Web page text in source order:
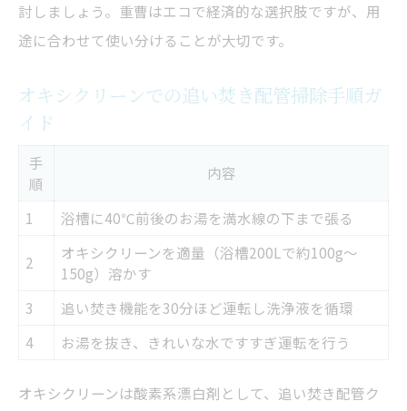
討しましょう。重曹はエコで経済的な選択肢ですが、用
途に合わせて使い分けることが大切です。
オキシクリーンでの追い焚き配管掃除手順ガ
イド
手
順
内容
1 浴槽に40℃前後のお湯を満水線の下まで張る
2
オキシクリーンを適量（浴槽200Lで約100g～
150g）溶かす
3
追い焚き機能を30分ほど運転し洗浄液を循環
4
お湯を抜き、きれいな水ですすぎ運転を行う
オキシクリーンは酸素系漂白剤として、追い焚き配管ク